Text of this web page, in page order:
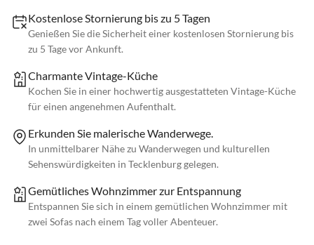
Kostenlose Stornierung bis zu 5 Tagen
Genießen Sie die Sicherheit einer kostenlosen Stornierung bis
zu 5 Tage vor Ankunft.
Charmante Vintage-Küche
Kochen Sie in einer hochwertig ausgestatteten Vintage-Küche
für einen angenehmen Aufenthalt.
Erkunden Sie malerische Wanderwege.
In unmittelbarer Nähe zu Wanderwegen und kulturellen
Sehenswürdigkeiten in Tecklenburg gelegen.
Gemütliches Wohnzimmer zur Entspannung
Entspannen Sie sich in einem gemütlichen Wohnzimmer mit
zwei Sofas nach einem Tag voller Abenteuer.